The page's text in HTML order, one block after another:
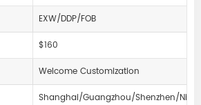
EXW/DDP/FOB
$160
Welcome Customization
Shanghai/Guangzhou/Shenzhen/